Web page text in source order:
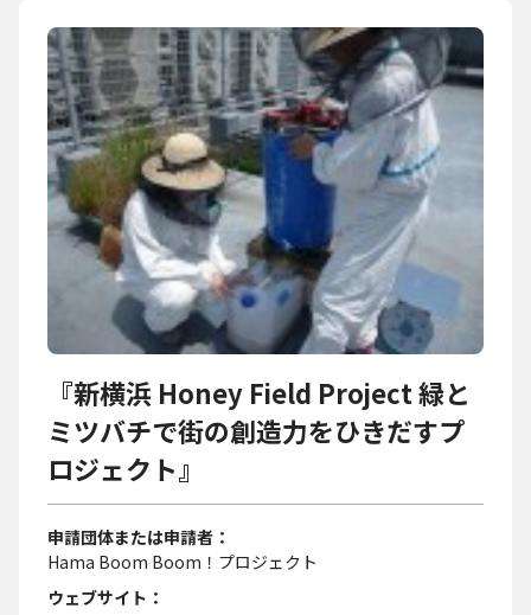
『新横浜 Honey Field Project 緑と
ミツバチで街の創造力をひきだすプ
ロジェクト』
申請団体または申請者
Hama Boom Boom！プロジェクト
ウェブサイト